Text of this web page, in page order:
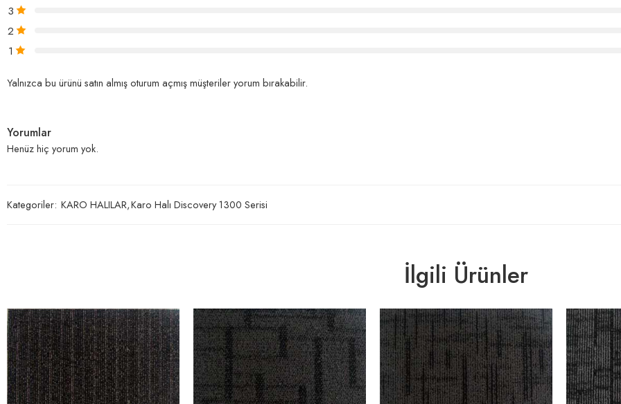
3
2
1
Yalnızca bu ürünü satın almış oturum açmış müşteriler yorum bırakabilir.
Yorumlar
Henüz hiç yorum yok.
Kategoriler: KARO HALILAR,Karo Halı Discovery 1300 Serisi
İlgili Ürünler